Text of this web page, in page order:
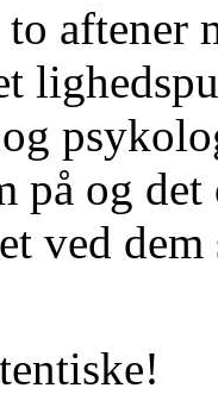
aftener
på og
ved